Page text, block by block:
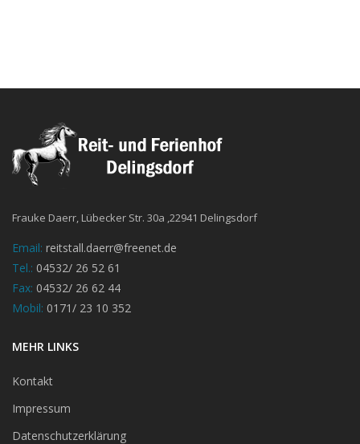
Frauke Daerr, Lübecker Str. 30a ,22941 Delingsdorf
Email: reitstall.daerr@freenet.de
Tel.: 04532/ 26 52 61
Fax: 04532/ 26 62 44
Mobil: 0171/ 23 10 352
MEHR LINKS
Kontakt
Impressum
Datenschutzerklärung